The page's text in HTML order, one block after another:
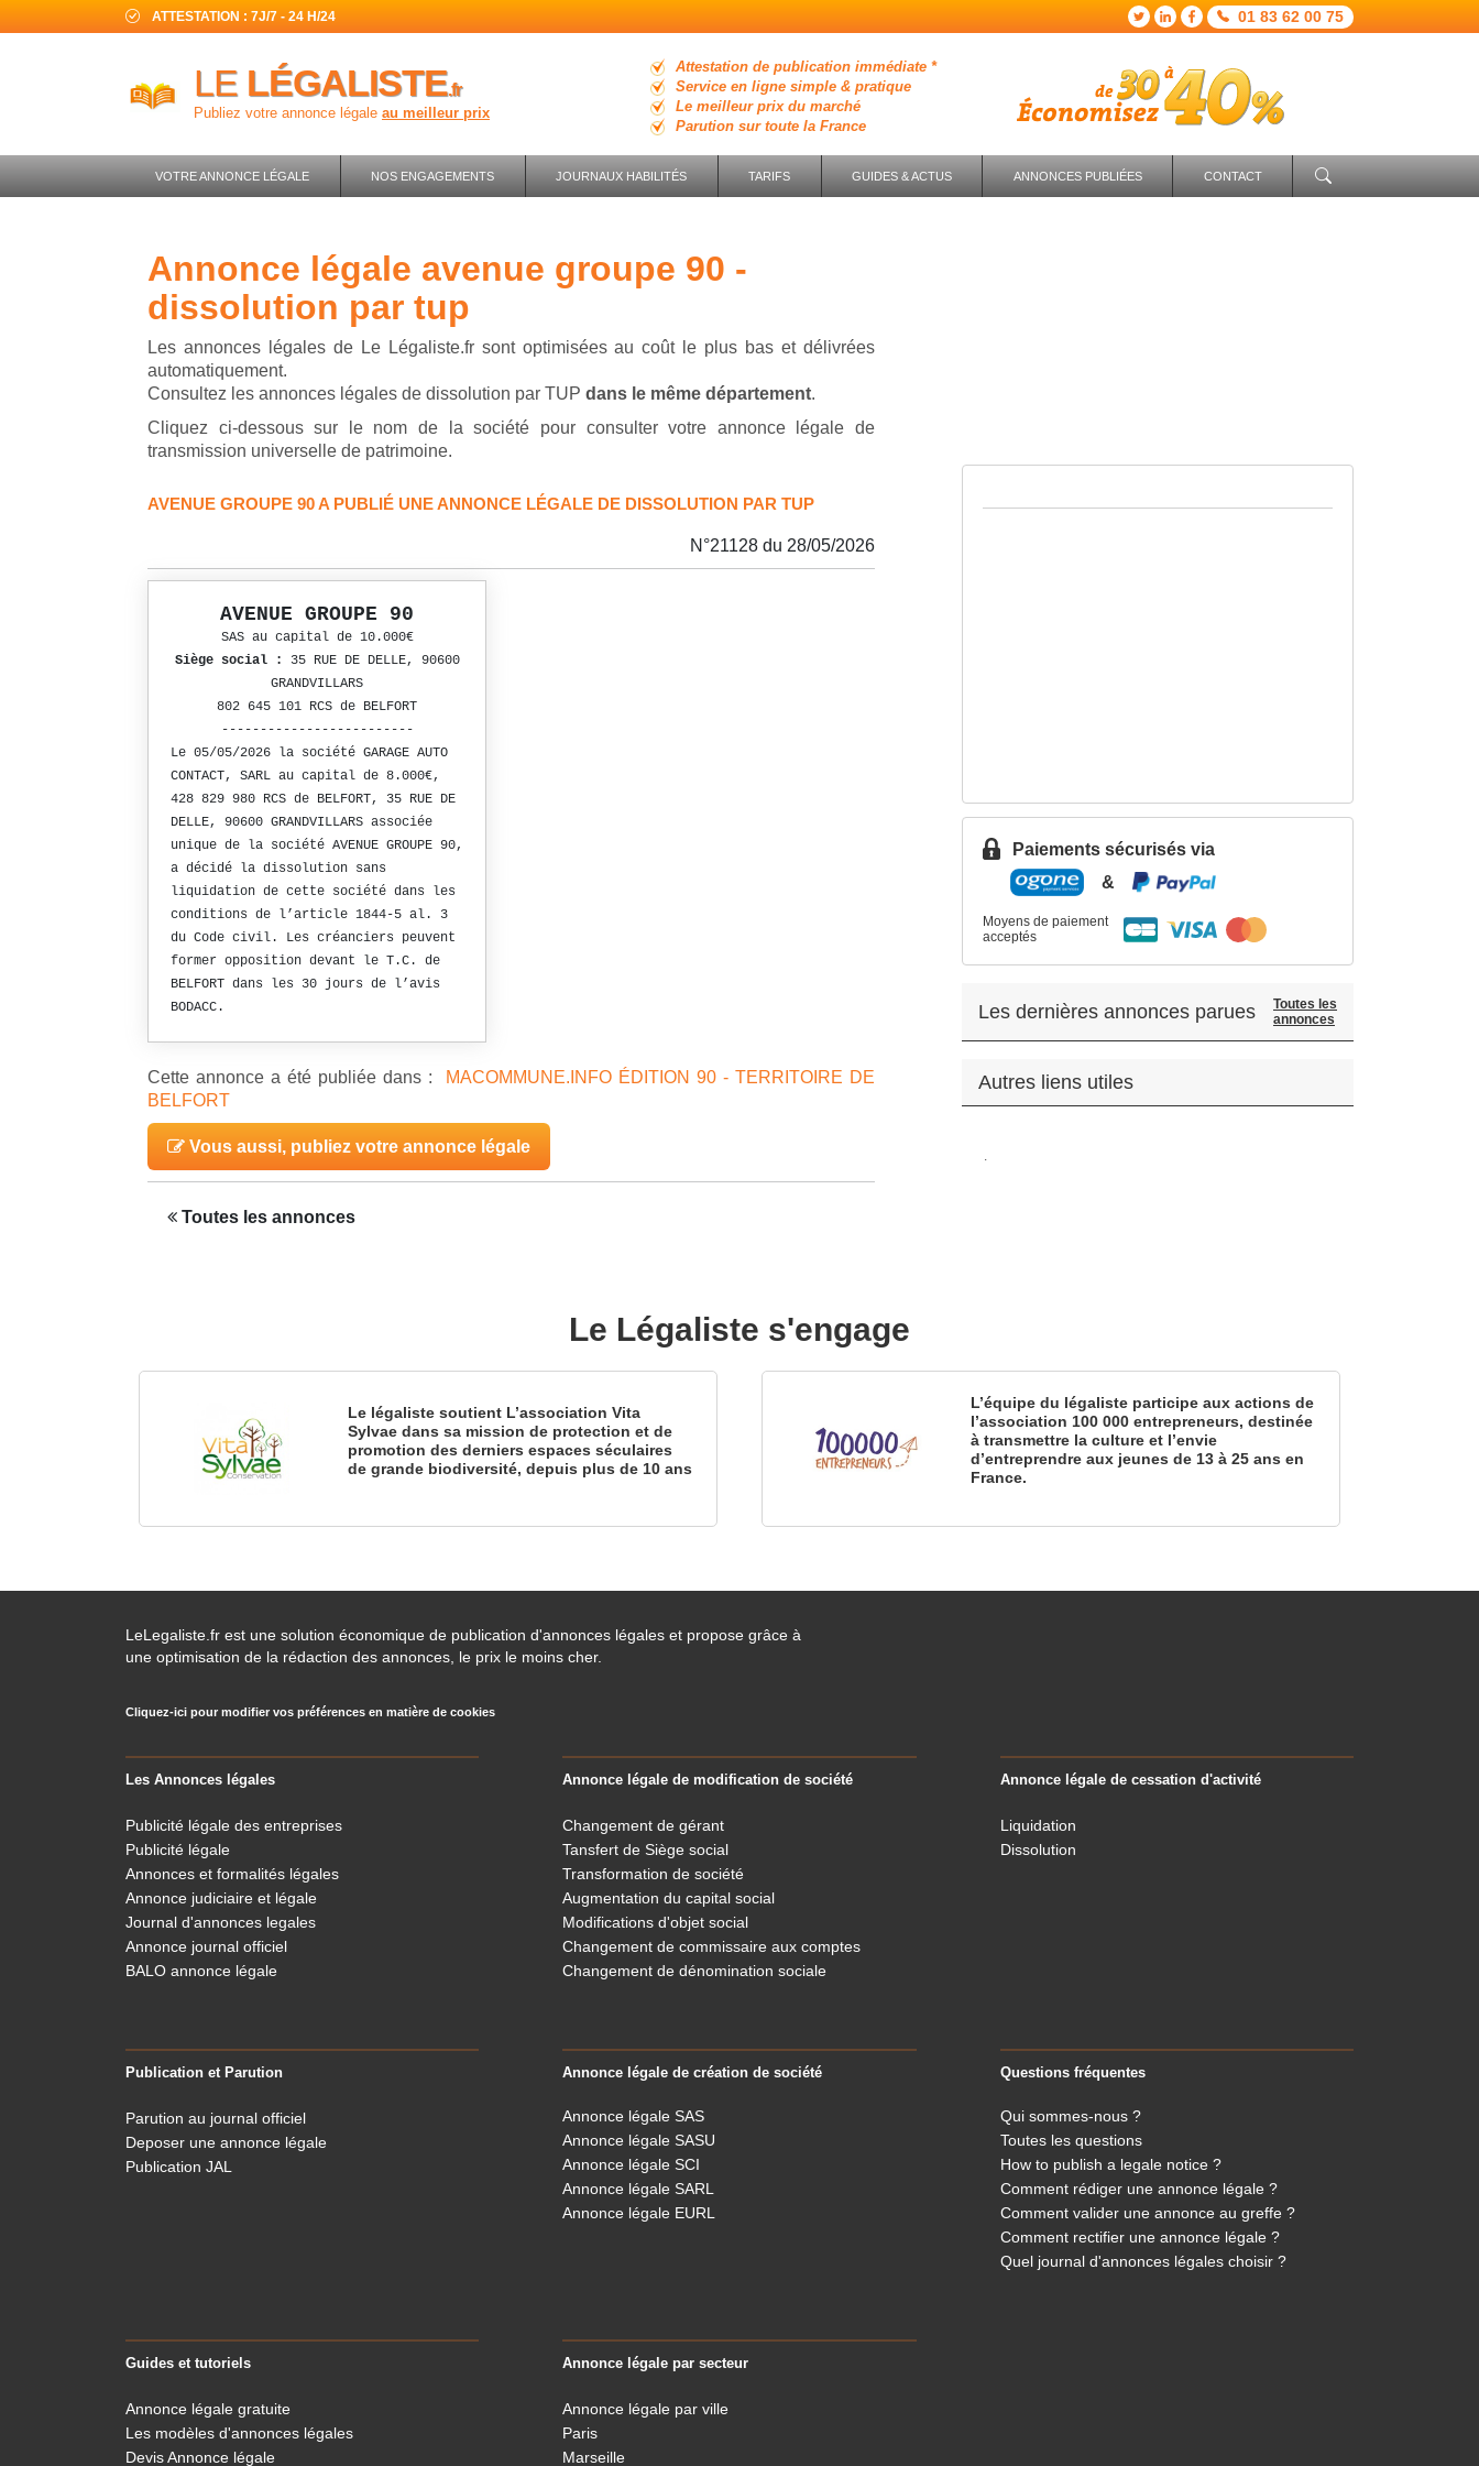
ATTESTATION : 7J/7 - 24 H/24 01 83 62 00 75
LE LÉGALISTE.fr
Publiez votre annonce légale au meilleur prix
Attestation de publication immédiate *
Service en ligne simple & pratique
Le meilleur prix du marché
Parution sur toute la France
VOTRE ANNONCE LÉGALE NOS ENGAGEMENTS JOURNAUX HABILITÉS TARIFS GUIDES & ACTUS ANNONCES PUBLIÉES CONTACT
annonce légale avenue groupe 90 -
dissolution par tup
Les annonces légales de Le Légaliste.fr sont optimisées au coût le plus bas et délivrées
automatiquement.
Consultez les annonces légales de dissolution par TUP dans le même département.
Cliquez ci-dessous sur le nom de la société pour consulter votre annonce légale de
transmission universelle de patrimoine.
AVENUE GROUPE 90 A PUBLIÉ UNE ANNONCE LÉGALE DE DISSOLUTION PAR TUP
N°21128 du 28/05/2026
AVENUE GROUPE 90
SAS au capital de 10.000€
Siège social :
35 RUE DE DELLE, 90600
GRANDVILLARS
802 645 101 RCS de BELFORT
-------------------------
Le 05/05/2026 la société GARAGE AUTO
CONTACT, SARL au capital de 8.000€,
428 829 980 RCS de BELFORT, 35 RUE DE
DELLE, 90600 GRANDVILLARS associée
unique de la société AVENUE GROUPE 90,
a décidé la dissolution sans
liquidation de cette société dans les
conditions de l’article 1844-5 al. 3
du Code civil. Les créanciers peuvent
former opposition devant le T.C. de
BELFORT dans les 30 jours de l’avis
BODACC.
Cette annonce a été publiée dans :
MACOMMUNE.INFO ÉDITION 90 - TERRITOIRE DE
BELFORT
Vous aussi, publiez votre annonce légale
Toutes les annonces
Paiements sécurisés via
&
Moyens de paiement
acceptés
Les dernières annonces parues
Toutes les
annonces
Autres liens utiles
.
Le Légaliste s'engage
Le légaliste soutient L’association Vita
Sylvae dans sa mission de protection et de
promotion des derniers espaces séculaires
de grande biodiversité, depuis plus de 10 ans
L’équipe du légaliste participe aux actions de
l’association 100 000 entrepreneurs, destinée
à transmettre la culture et l’envie
d’entreprendre aux jeunes de 13 à 25 ans en
France.
LeLegaliste.fr est une solution économique de publication d'annonces légales et propose grâce à
une optimisation de la rédaction des annonces, le prix le moins cher.
Cliquez-ici pour modifier vos préférences en matière de cookies
Les Annonces légales
Publicité légale des entreprises
Publicité légale
Annonces et formalités légales
Annonce judiciaire et légale
Journal d'annonces legales
Annonce journal officiel
BALO annonce légale
Annonce légale de modification de société
Changement de gérant
Tansfert de Siège social
Transformation de société
Augmentation du capital social
Modifications d'objet social
Changement de commissaire aux comptes
Changement de dénomination sociale
Annonce légale de cessation d'activité
Liquidation
Dissolution
Publication et Parution
Parution au journal officiel
Deposer une annonce légale
Publication JAL
Annonce légale de création de société
Annonce légale SAS
Annonce légale SASU
Annonce légale SCI
Annonce légale SARL
Annonce légale EURL
Questions fréquentes
Qui sommes-nous ?
Toutes les questions
How to publish a legale notice ?
Comment rédiger une annonce légale ?
Comment valider une annonce au greffe ?
Comment rectifier une annonce légale ?
Quel journal d'annonces légales choisir ?
Guides et tutoriels
Annonce légale gratuite
Les modèles d'annonces légales
Devis Annonce légale
Annonce légale par secteur
Annonce légale par ville
Paris
Marseille